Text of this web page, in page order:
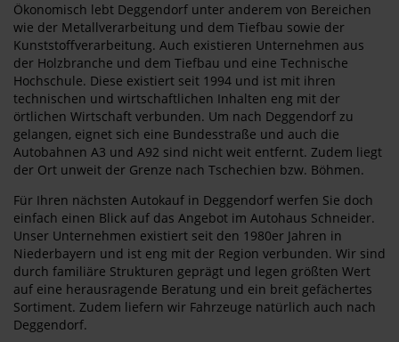
Ökonomisch lebt Deggendorf unter anderem von Bereichen
wie der Metallverarbeitung und dem Tiefbau sowie der
Kunststoffverarbeitung. Auch existieren Unternehmen aus
der Holzbranche und dem Tiefbau und eine Technische
Hochschule. Diese existiert seit 1994 und ist mit ihren
technischen und wirtschaftlichen Inhalten eng mit der
örtlichen Wirtschaft verbunden. Um nach Deggendorf zu
gelangen, eignet sich eine Bundesstraße und auch die
Autobahnen A3 und A92 sind nicht weit entfernt. Zudem liegt
der Ort unweit der Grenze nach Tschechien bzw. Böhmen.
Für Ihren nächsten Autokauf in Deggendorf werfen Sie doch
einfach einen Blick auf das Angebot im Autohaus Schneider.
Unser Unternehmen existiert seit den 1980er Jahren in
Niederbayern und ist eng mit der Region verbunden. Wir sind
durch familiäre Strukturen geprägt und legen größten Wert
auf eine herausragende Beratung und ein breit gefächertes
Sortiment. Zudem liefern wir Fahrzeuge natürlich auch nach
Deggendorf.